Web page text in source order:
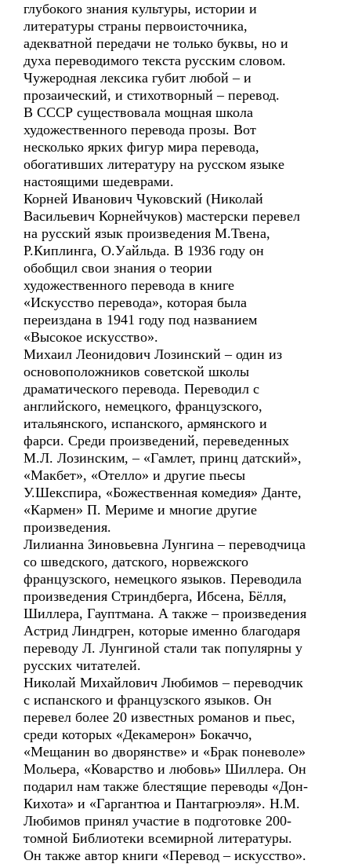
глубокого знания культуры, истории и
литературы страны первоисточника,
адекватной передачи не только буквы, но и
духа переводимого текста русским словом.
Чужеродная лексика губит любой – и
прозаический, и стихотворный – перевод.
В СССР существовала мощная школа
художественного перевода прозы. Вот
несколько ярких фигур мира перевода,
обогативших литературу на русском языке
настоящими шедеврами.
Корней Иванович Чуковский (Николай
Васильевич Корнейчуков) мастерски перевел
на русский язык произведения М.Твена,
Р.Киплинга, О.Уайльда. В 1936 году он
обобщил свои знания о теории
художественного перевода в книге
«Искусство перевода», которая была
переиздана в 1941 году под названием
«Высокое искусство».
Михаил Леонидович Лозинский – один из
основоположников советской школы
драматического перевода. Переводил с
английского, немецкого, французского,
итальянского, испанского, армянского и
фарси. Среди произведений, переведенных
М.Л. Лозинским, – «Гамлет, принц датский»,
«Макбет», «Отелло» и другие пьесы
У.Шекспира, «Божественная комедия» Данте,
«Кармен» П. Мериме и многие другие
произведения.
Лилианна Зиновьевна Лунгина – переводчица
со шведского, датского, норвежского
французского, немецкого языков. Переводила
произведения Стриндберга, Ибсена, Бёлля,
Шиллера, Гауптмана. А также – произведения
Астрид Линдгрен, которые именно благодаря
переводу Л. Лунгиной стали так популярны у
русских читателей.
Николай Михайлович Любимов – переводчик
с испанского и французского языков. Он
перевел более 20 известных романов и пьес,
среди которых «Декамерон» Бокаччо,
«Мещанин во дворянстве» и «Брак поневоле»
Мольера, «Коварство и любовь» Шиллера. Он
подарил нам также блестящие переводы «Дон-
Кихота» и «Гаргантюа и Пантагрюэля». Н.М.
Любимов принял участие в подготовке 200-
томной Библиотеки всемирной литературы.
Он также автор книги «Перевод – искусство».